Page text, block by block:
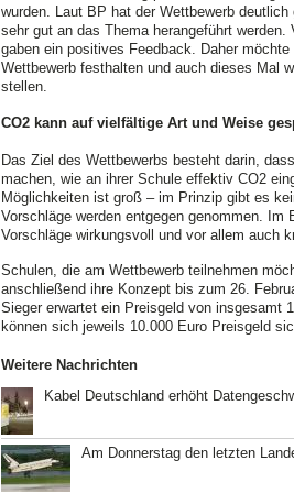
wurden. Laut BP hat der Wettbewerb
sehr gut an das Thema herangeführt
gaben ein positives Feedback. Daher
Wettbewerb festhalten und auch dieses Mal
stellen.
CO2 kann auf vielfältige Art und Weise
Das Ziel des Wettbewerbs besteht darin,
machen, wie an ihrer Schule effektiv CO2
Möglichkeiten ist groß – im Prinzip gibt es
Vorschläge werden entgegen genommen.
Vorschläge wirkungsvoll und vor allem auch
Schulen, die am Wettbewerb teilnehmen
anschließend ihre Konzept bis zum 26.
Sieger erwartet ein Preisgeld von insgesamt
können sich jeweils 10.000 Euro Preisgeld
Weitere Nachrichten
Kabel Deutschland erhöht
Am Donnerstag den letzten